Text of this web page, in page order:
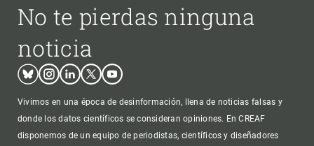
No te pierdas ninguna
noticia
BlueskyInstagram
LinkedinTwitterYoutube
Vivimos en una época de desinformación, llena de noticias falsas y
donde los datos científicos se consideran opiniones. En CREAF
disponemos de un equipo de periodistas, científicos y diseñadores